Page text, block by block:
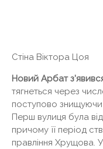
Стіна Віктора Цоя
Новий Арбат з'явився
тягнеться через
поступово знищуючи
Перш вулиця була
причому її період
правління Хрущова.